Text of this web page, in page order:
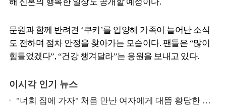
문원과 함께 반려견 ‘쿠키’를 입양해 가족이 늘어난 소식
도 전하며 점차 안정을 찾아가는 모습이다. 팬들은 “많이
힘들었겠다”, “건강 챙겨달라”는 응원을 보내고 있다.
이시각 인기 뉴스
"너희 집에 가자" 처음 만난 여자에게 대뜸 황당한 요